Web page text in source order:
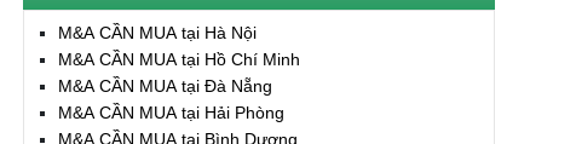
M&A CẦN MUA tại Hà Nội
M&A CẦN MUA tại Hồ Chí Minh
M&A CẦN MUA tại Đà Nẵng
M&A CẦN MUA tại Hải Phòng
M&A CẦN MUA tại Bình Dương